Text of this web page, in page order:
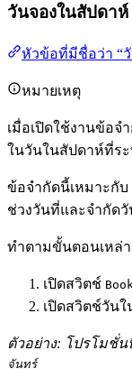
วันจองในสัปดาห์
หัวข้อที่มีชื่อว่า “
หมายเหตุ
เมื่อเปิดใช้งานข้อ
ในวันในสัปดาห์ที่ร
ข้อจำกัดนี้เหมาะกั
ช่วงวันที่และจำกัด
ทำตามขั้นตอนเหล่า
เปิดสวิตช์
เปิดสวิตช์วัน
ตัวอย่าง: โปรโมชั่
จันทร์